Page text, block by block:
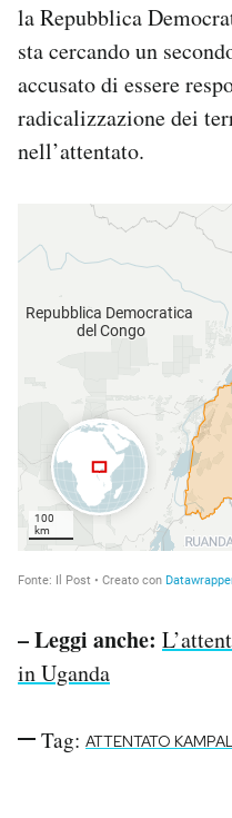
la Repubblica
sta cercando un
accusato di essere
radicalizzazione dei
nell’attentato.
– Leggi anche:
in Uganda
Tag: ATTENTATO